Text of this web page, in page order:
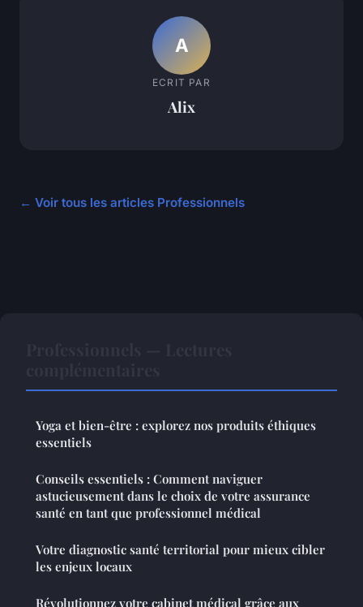
A
ECRIT PAR
Alix
← Voir tous les articles Professionnels
Yoga et bien-être : explorez nos produits éthiques
essentiels
Conseils essentiels : Comment naviguer
astucieusement dans le choix de votre assurance
santé en tant que professionnel médical
Votre diagnostic santé territorial pour mieux cibler
les enjeux locaux
Révolutionnez votre cabinet médical grâce aux